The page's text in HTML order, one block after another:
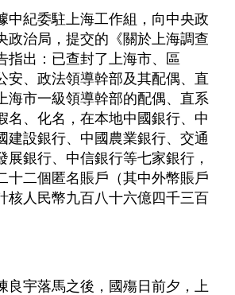
中紀委駐上海工作組，向中央政
政治局，提交的《關於上海調查
指出：已查封了上海市、區
安、政法領導幹部及其配偶、直
海市一級領導幹部的配偶、直系
名、化名，在本地中國銀行、中
建設銀行、中國農業銀行、交通
展銀行、中信銀行等七家銀行，
十二個匿名賬戶（其中外幣賬戶
核人民幣九百八十六億四千三百
良宇落馬之後，國殤日前夕，上